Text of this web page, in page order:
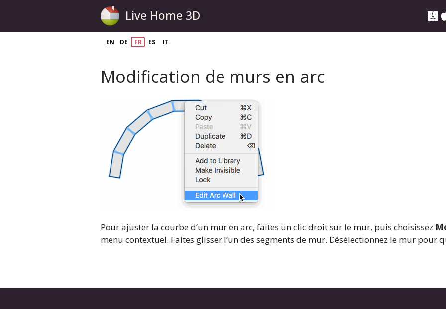
Live Home 3D
EN DE FR ES IT
Modification de murs en arc
Pour ajuster la courbe d’un mur en arc, faites un clic droit sur le mur, puis choisissez
menu contextuel. Faites glisser l’un des segments de mur. Désélectionnez le mur pour